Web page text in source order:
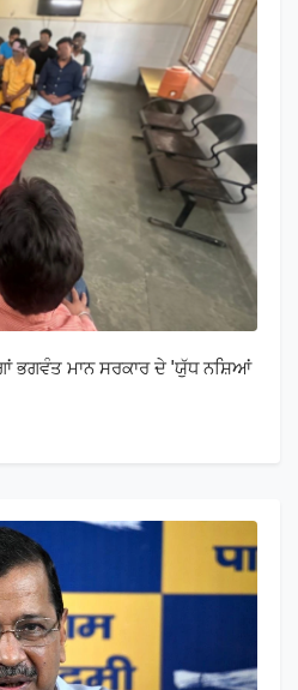
ਭਗਵੰਤ ਮਾਨ ਸਰਕਾਰ ਦੇ 'ਯੁੱਧ ਨਸ਼ਿਆਂ